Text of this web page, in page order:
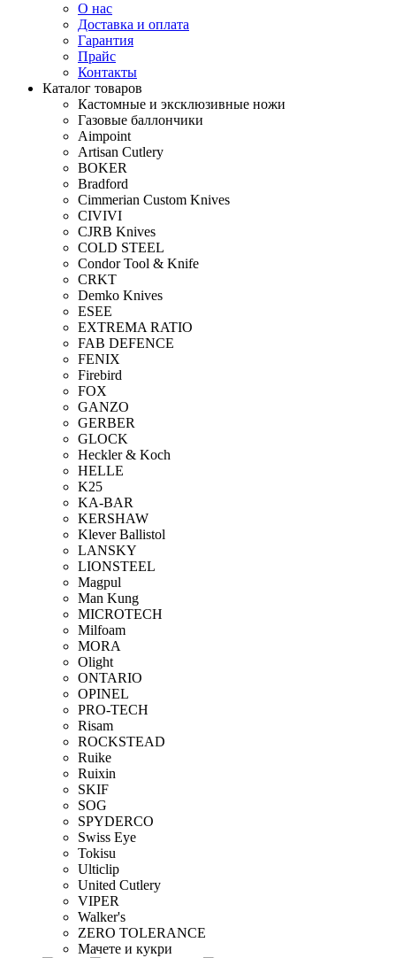
О нас
Доставка и оплата
Гарантия
Прайс
Контакты
Каталог товаров
Кастомные и эксклюзивные ножи
Газовые баллончики
Aimpoint
Artisan Cutlery
BOKER
Bradford
Cimmerian Custom Knives
CIVIVI
CJRB Knives
COLD STEEL
Condor Tool & Knife
CRKT
Demko Knives
ESEE
EXTREMA RATIO
FAB DEFENCE
FENIX
Firebird
FOX
GANZO
GERBER
GLOCK
Heckler & Koch
HELLE
K25
KA-BAR
KERSHAW
Klever Ballistol
LANSKY
LIONSTEEL
Magpul
Man Kung
MICROTECH
Milfoam
MORA
Olight
ONTARIO
OPINEL
PRO-TECH
Risam
ROCKSTEAD
Ruike
Ruixin
SKIF
SOG
SPYDERCO
Swiss Eye
Tokisu
Ulticlip
United Cutlery
VIPER
Walker's
ZERO TOLERANCE
Мачете и кукри